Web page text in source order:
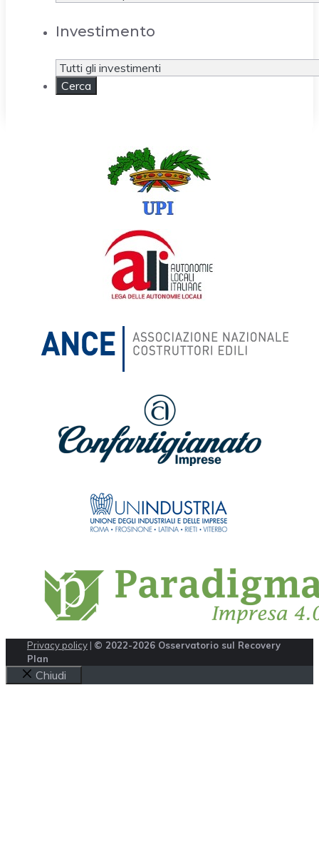
Investimento
Privacy policy | © 2022-2026 Osservatorio sul Recovery
Plan
Chiudi